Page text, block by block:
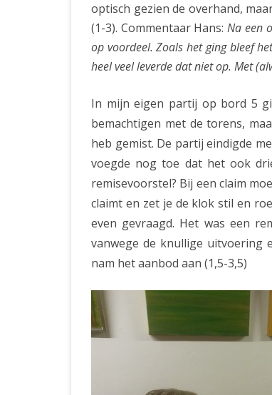
optisch gezien de overhand,
(1-3). Commentaar Hans:Na een
op voordeel. Zoals het ging bleef
heel veel leverde dat niet op. Met
In mijn eigen partij op bord 5
bemachtigen met de torens,
heb gemist. De partij eindigde
voegde nog toe dat het ook
remisevoorstel? Bij een claim
claimt en zet je de klok stil en
even gevraagd. Het was een
vanwege de knullige uitvoering
nam het aanbod aan (1,5-3,5)